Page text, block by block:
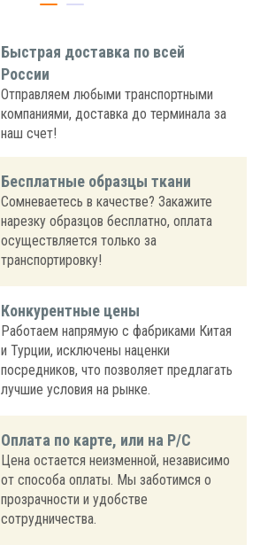
Быстрая доставка по всей
России
Отправляем любыми транспортными
компаниями, доставка до терминала за
наш счет!
Бесплатные образцы ткани
Сомневаетесь в качестве? Закажите
нарезку образцов бесплатно, оплата
осуществляется только за
транспортировку!
Конкурентные цены
Работаем напрямую с фабриками Китая
и Турции, исключены наценки
посредников, что позволяет предлагать
лучшие условия на рынке.
Оплата по карте, или на Р/С
Цена остается неизменной, независимо
от способа оплаты. Мы заботимся о
прозрачности и удобстве
сотрудничества.